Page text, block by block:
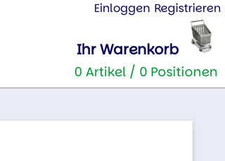
Einloggen Registrieren
Ihr Warenkorb
0 Artikel / 0 Positionen